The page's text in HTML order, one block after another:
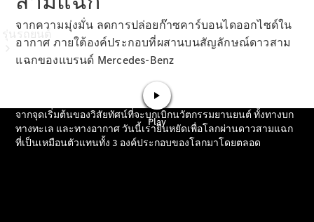
รุ่นรถยนต์
รถยนต์ทุกรุ่น
จากความมุ่งมั่น ลดการปล่อยก๊าซคาร์บอนไดออกไซด์ใน
อากาศ ภายใต้องค์ประกอบที่ผสานบนสัญลักษณ์ดาวสาม
แฉกของแบรนด์ Mercedes-Benz